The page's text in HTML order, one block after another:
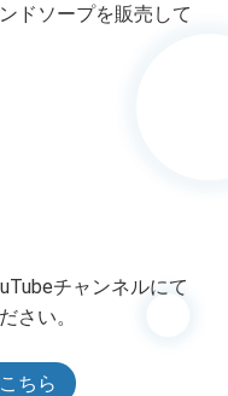
ドソープを販売して
チャンネルにて
さい。
ちら